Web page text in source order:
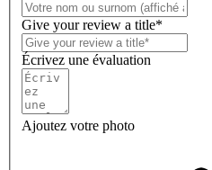
Give your review a title*
Écrivez une évaluation
Ajoutez votre photo